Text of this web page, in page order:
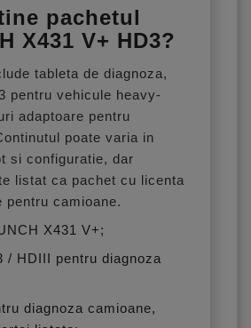
pachetul
X431 V+ HD3?
tableta de diagnoza,
pentru vehicule heavy-
adaptoare pentru
poate varia in
si configuratie, dar
listat ca pachet cu licenta
pentru camioane.
X431 V+;
/ HDIII pentru diagnoza
diagnoza camioane,